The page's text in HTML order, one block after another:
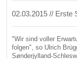
02.03.2015 // Erste
"Wir sind voller
folgen", so Ulrich
Sønderjylland-